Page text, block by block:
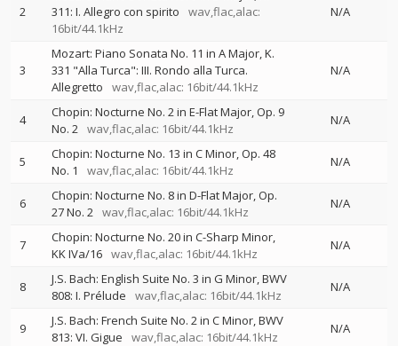
2
311: I. Allegro con spirito
wav,flac,alac:
16bit/44.1kHz
N/A
3
Mozart: Piano Sonata No. 11 in A Major, K.
331 "Alla Turca": III. Rondo alla Turca.
Allegretto
wav,flac,alac: 16bit/44.1kHz
N/A
4
Chopin: Nocturne No. 2 in E-Flat Major, Op. 9
No. 2 wav,flac,alac: 16bit/44.1kHz
N/A
5
Chopin: Nocturne No. 13 in C Minor, Op. 48
No. 1
wav,flac,alac: 16bit/44.1kHz
N/A
6
Chopin: Nocturne No. 8 in D-Flat Major, Op.
27 No. 2 wav,flac,alac: 16bit/44.1kHz
N/A
7
Chopin: Nocturne No. 20 in C-Sharp Minor,
KK IVa/16 wav,flac,alac: 16bit/44.1kHz
N/A
8
J.S. Bach: English Suite No. 3 in G Minor, BWV
808: I. Prélude
wav,flac,alac: 16bit/44.1kHz
N/A
9
J.S. Bach: French Suite No. 2 in C Minor, BWV
813: VI. Gigue
wav,flac,alac: 16bit/44.1kHz
N/A